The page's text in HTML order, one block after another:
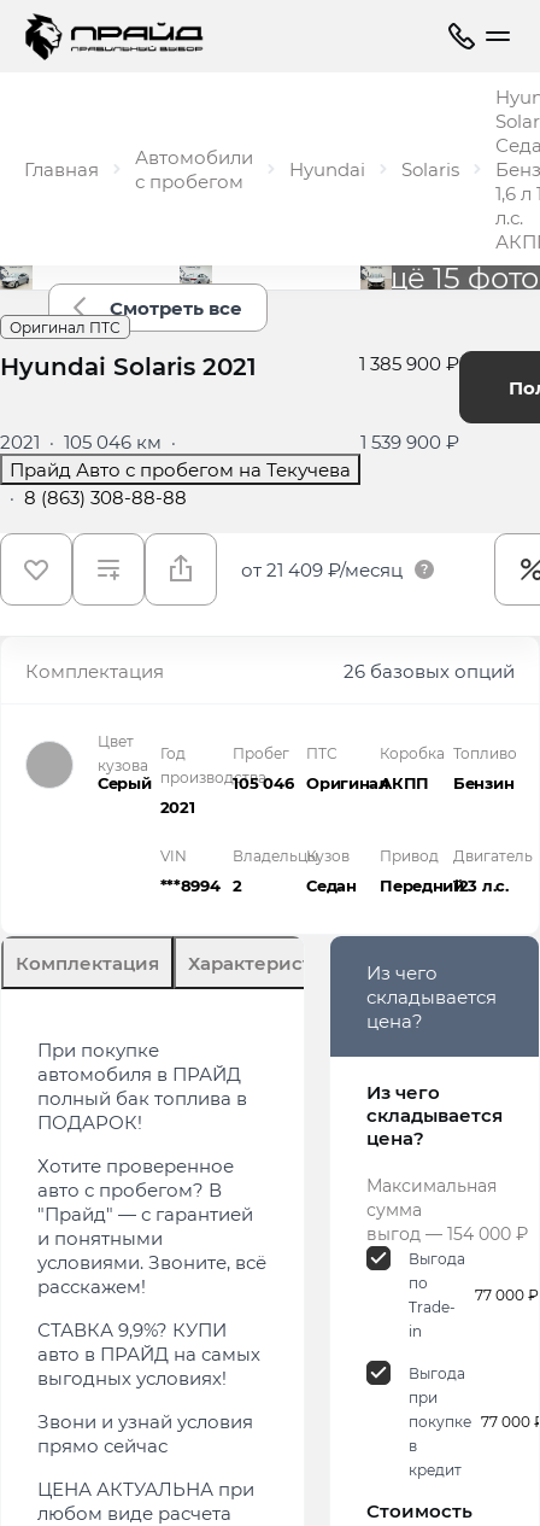
Главная
Автомобили
с пробегом
Hyundai Solaris
1,6 л
л.с.
Ещё 15 фото
Смотреть все
Оригинал ПТС
Hyundai Solaris 2021 1 385 900 ₽
2021 · 105 046 км ·
Прайд Авто с пробегом на Текучева
· 8 (863) 308-88-88
1 539 900 ₽
от 21 409 ₽/месяц
Комплектация 26 базовых опций
Цвет
кузова
Серый
Год
производства
2021
Пробег
105 046
ПТС
Оригинал
Коробка
АКПП
Топливо
Бензин
VIN
***8994
Владельцы
2
Кузов
Седан
Привод
Передний
Двигатель
123 л.с.
Комплектация Характеристики Описание
При покупке
автомобиля в ПРАЙД
полный бак топлива в
ПОДАРОК!
Хотите проверенное
авто с пробегом? В
"Прайд" — с гарантией
и понятными
условиями. Звоните, всё
расскажем!
СТАВКА 9,9%? КУПИ
авто в ПРАЙД на самых
выгодных условиях!
Звони и узнай условия
прямо сейчас
ЦЕНА АКТУАЛЬНА при
любом виде расчета
Из чего
складывается
цена?
Из чего
складывается
цена?
Максимальная
сумма
выгод — 154 000 ₽
Выгода
по
Trade-
in
77 000 ₽
Выгода
при
покупке
в
кредит
77 000
Стоимость